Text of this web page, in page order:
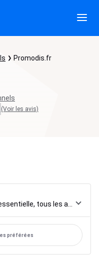
Promodis.fr
(Voir les avis)
préférées